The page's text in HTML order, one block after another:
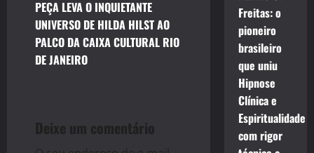
t
n
a
i
PEÇA LEVA O INQUIETANTE
UNIVERSO DE HILDA HILST AO
PALCO DA CAIXA CULTURAL RIO
DE JANEIRO
Deixe um comentário
Freitas: o
pioneiro
brasileiro
que uniu
Hipnose
Clínica e
Espiritualidade
com rigor